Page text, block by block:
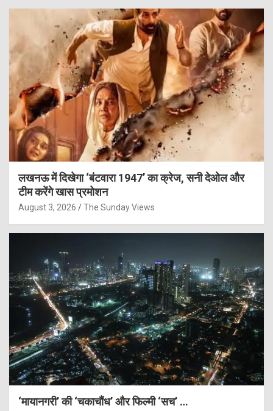
लखनऊ में दिखेगा ‘बंटवारा 1947’ का क्रेज, सनी देओल और
टीम करेंगे खास प्रमोशन
August 3, 2026 The Sunday Views
‘मायानगरी’ की ‘चकाचौंध’ और फिल्मी ‘सच’ …